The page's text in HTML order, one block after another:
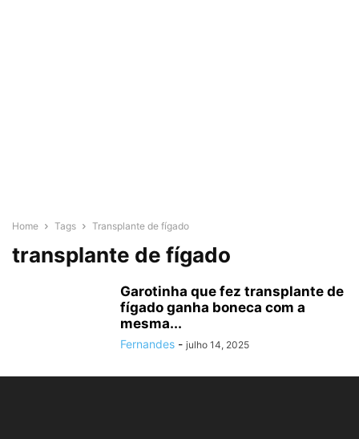
Home Tags Transplante de fígado
transplante de fígado
Garotinha que fez transplante de
fígado ganha boneca com a
mesma...
Fernandes - julho 14, 2025